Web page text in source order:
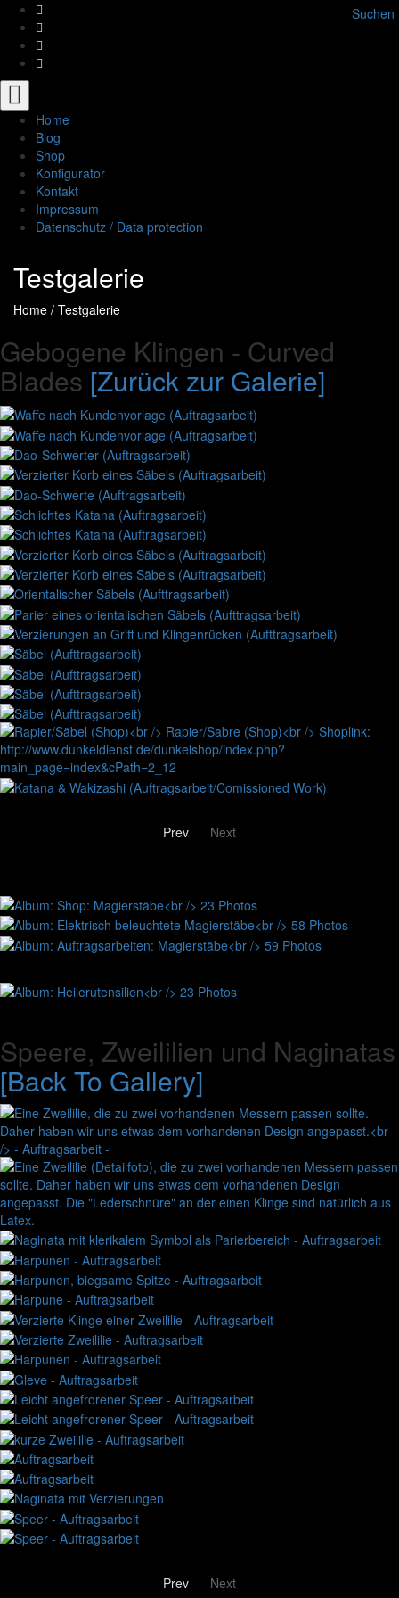
Suchen
Toggle
navigation
Home
Blog
Shop
Konfigurator
Kontakt
Impressum
Datenschutz / Data protection
Testgalerie
Home / Testgalerie
Gebogene Klingen - Curved
Blades [Zurück zur Galerie]
Prev Next
Speere, Zweililien und Naginatas
[Back To Gallery]
Prev Next